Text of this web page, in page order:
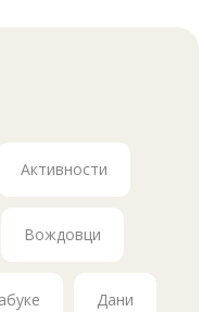
Активности
Вождовци
Дани